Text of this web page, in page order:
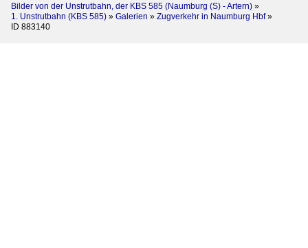
Bilder von der Unstrutbahn, der KBS 585 (Naumburg (S) - Artern) »
1. Unstrutbahn (KBS 585) » Galerien » Zugverkehr in Naumburg Hbf»
ID 883140